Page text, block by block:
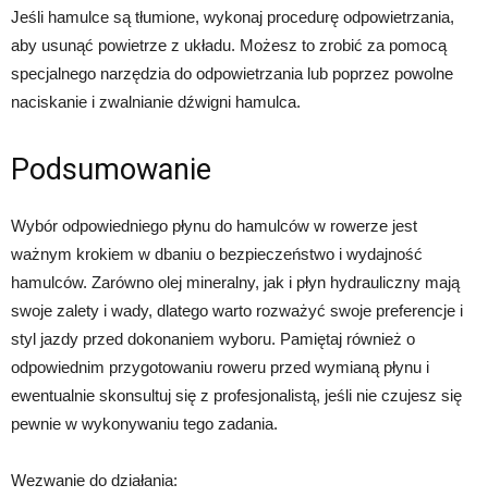
Jeśli hamulce są tłumione, wykonaj procedurę odpowietrzania,
aby usunąć powietrze z układu. Możesz to zrobić za pomocą
specjalnego narzędzia do odpowietrzania lub poprzez powolne
naciskanie i zwalnianie dźwigni hamulca.
Podsumowanie
Wybór odpowiedniego płynu do hamulców w rowerze jest
ważnym krokiem w dbaniu o bezpieczeństwo i wydajność
hamulców. Zarówno olej mineralny, jak i płyn hydrauliczny mają
swoje zalety i wady, dlatego warto rozważyć swoje preferencje i
styl jazdy przed dokonaniem wyboru. Pamiętaj również o
odpowiednim przygotowaniu roweru przed wymianą płynu i
ewentualnie skonsultuj się z profesjonalistą, jeśli nie czujesz się
pewnie w wykonywaniu tego zadania.
Wezwanie do działania: